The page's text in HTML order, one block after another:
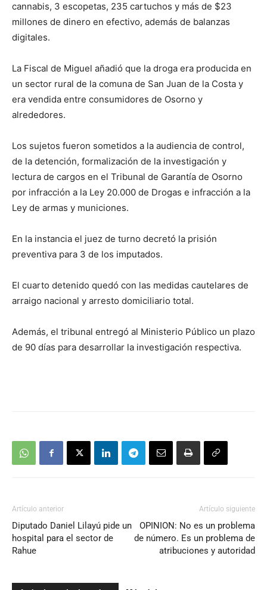
cannabis, 3 escopetas, 235 cartuchos y más de $23
millones de dinero en efectivo, además de balanzas
digitales.
La Fiscal de Miguel añadió que la droga era producida en
un sector rural de la comuna de San Juan de la Costa y
era vendida entre consumidores de Osorno y
alrededores.
Los sujetos fueron sometidos a la audiencia de control,
de la detención, formalización de la investigación y
lectura de cargos en el Tribunal de Garantía de Osorno
por infracción a la Ley 20.000 de Drogas e infracción a la
Ley de armas y municiones.
En la instancia el juez de turno decretó la prisión
preventiva para 3 de los imputados.
El cuarto detenido quedó con las medidas cautelares de
arraigo nacional y arresto domiciliario total.
Además, el tribunal entregó al Ministerio Público un plazo
de 90 días para desarrollar la investigación respectiva.
Artículo anterior
Diputado Daniel Lilayú pide un
hospital para el sector de
Rahue
Artículo siguiente
OPINION: No es un problema
de número. Es un problema de
atribuciones y autoridad